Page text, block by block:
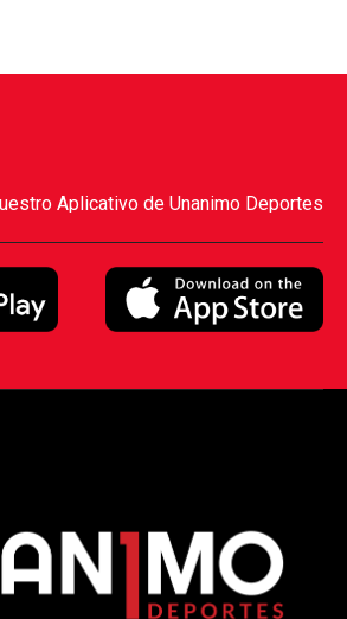
Aplicativo de Unanimo Deportes